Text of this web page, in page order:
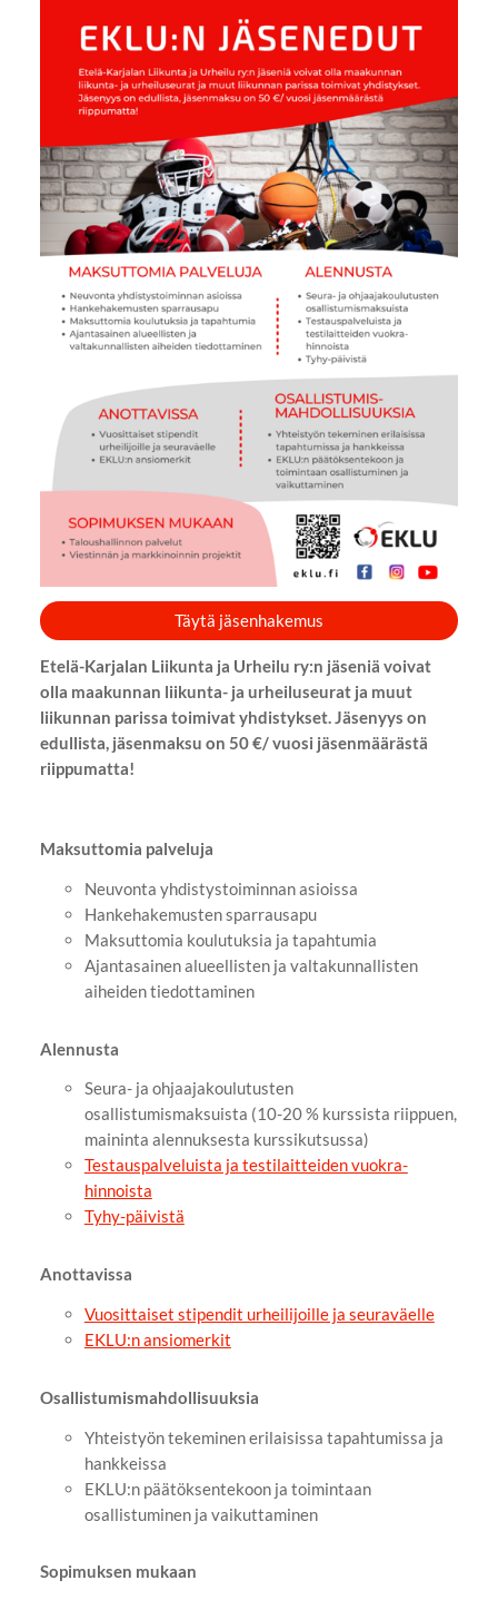
Täytä jäsenhakemus
Etelä-Karjalan Liikunta ja Urheilu ry:n jäseniä voivat
olla maakunnan liikunta- ja urheiluseurat ja muut
liikunnan parissa toimivat yhdistykset. Jäsenyys on
edullista, jäsenmaksu on 50 €/ vuosi jäsenmäärästä
riippumatta!
Maksuttomia palveluja
Neuvonta yhdistystoiminnan asioissa
Hankehakemusten sparrausapu
Maksuttomia koulutuksia ja tapahtumia
Ajantasainen alueellisten ja valtakunnallisten
aiheiden tiedottaminen
Alennusta
Seura- ja ohjaajakoulutusten
osallistumismaksuista (10-20 % kurssista riippuen,
maininta alennuksesta kurssikutsussa)
Testauspalveluista ja testilaitteiden vuokra-
hinnoista
Tyhy-päivistä
Anottavissa
Vuosittaiset stipendit urheilijoille ja seuraväelle
EKLU:n ansiomerkit
Osallistumismahdollisuuksia
Yhteistyön tekeminen erilaisissa tapahtumissa ja
hankkeissa
EKLU:n päätöksentekoon ja toimintaan
osallistuminen ja vaikuttaminen
Sopimuksen mukaan